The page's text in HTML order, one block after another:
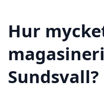
Hur
Sundsvall?